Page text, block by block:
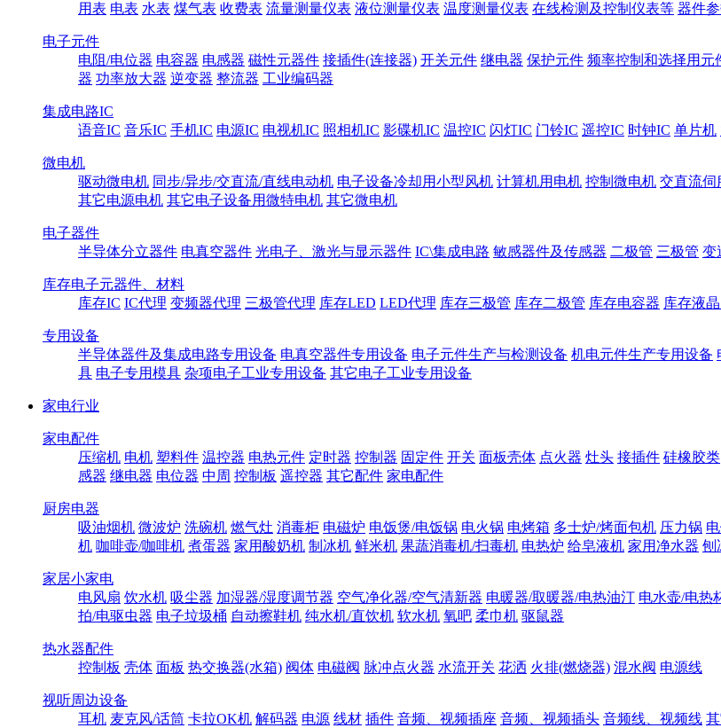
用表 电表 水表 煤气表 收费表 流量测量仪表 液位测量仪表 温度测量仪表 在线检测及控制仪表等 器件
电子元件
电阻/电位器 电容器 电感器 磁性元器件 接插件(连接器) 开关元件 继电器 保护元件 频率控制和选择用元
器 功率放大器 逆变器 整流器 工业编码器
集成电路IC
语音IC 音乐IC 手机IC 电源IC 电视机IC 照相机IC 影碟机IC 温控IC 闪灯IC 门铃IC 遥控IC 时钟IC 单片机
微电机
驱动微电机 同步/异步/交直流/直线电动机 电子设备冷却用小型风机 计算机用电机 控制微电机 交直流伺
其它电源电机 其它电子设备用微特电机 其它微电机
电子器件
半导体分立器件 电真空器件 光电子、激光与显示器件 IC\集成电路 敏感器件及传感器 二极管 三极管 变
库存电子元器件、材料
库存IC IC代理 变频器代理 三极管代理 库存LED LED代理 库存三极管 库存二极管 库存电容器 库存液
专用设备
半导体器件及集成电路专用设备 电真空器件专用设备 电子元件生产与检测设备 机电元件生产专用设备
具 电子专用模具 杂项电子工业专用设备 其它电子工业专用设备
家电行业
家电配件
压缩机 电机 塑料件 温控器 电热元件 定时器 控制器 固定件 开关 面板壳体 点火器 灶头 接插件 硅橡胶类
感器 继电器 电位器 中周 控制板 遥控器 其它配件 家电配件
厨房电器
吸油烟机 微波炉 洗碗机 燃气灶 消毒柜 电磁炉 电饭煲/电饭锅 电火锅 电烤箱 多士炉/烤面包机 压力锅
机 咖啡壶/咖啡机 煮蛋器 家用酸奶机 制冰机 鲜米机 果蔬消毒机/扫毒机 电热炉 给皂液机 家用净水器 刨
家居小家电
电风扇 饮水机 吸尘器 加湿器/湿度调节器 空气净化器/空气清新器 电暖器/取暖器/电热油汀 电水壶/电热
拍/电驱虫器 电子垃圾桶 自动擦鞋机 纯水机/直饮机 软水机 氧吧 柔巾机 驱鼠器
热水器配件
控制板 壳体 面板 热交换器(水箱) 阀体 电磁阀 脉冲点火器 水流开关 花洒 火排(燃烧器) 混水阀 电源线
视听周边设备
耳机 麦克风/话筒 卡拉OK机 解码器 电源 线材 插件 音频、视频插座 音频、视频插头 音频线、视频线